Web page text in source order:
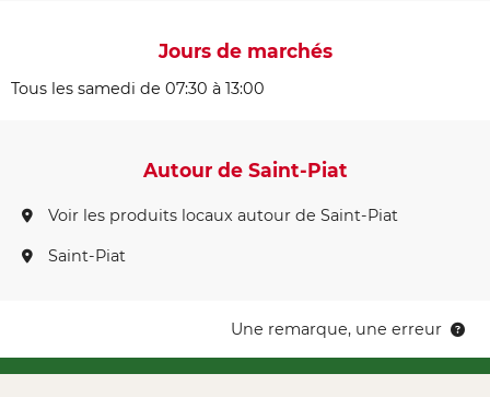
Jours de marchés
Tous les samedi de 07:30 à 13:00
Autour de Saint-Piat
Voir les produits locaux autour de Saint-Piat
Saint-Piat
Une remarque, une erreur